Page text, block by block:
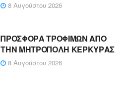
8 Αυγούστου 2026
ΠΡΟΣΦΟΡΑ ΤΡΟΦΙΜΩΝ ΑΠΟ
ΤΗΝ ΜΗΤΡΟΠΟΛΗ ΚΕΡΚΥΡΑΣ
8 Αυγούστου 2026